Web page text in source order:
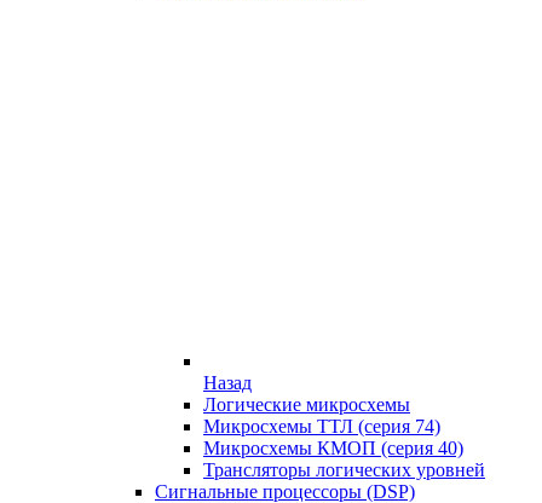
Назад
Логические микросхемы
Микросхемы ТТЛ (серия 74)
Микросхемы КМОП (серия 40)
Трансляторы логических уровней
Сигнальные процессоры (DSP)